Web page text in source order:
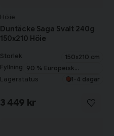
Höie
Duntäcke Saga Svalt 240g
150x210 Höie
Storlek
150x210 cm
Fyllning 90 % Europeisk
myskanddun
Lagerstatus 1-4 dagar
3 449 kr